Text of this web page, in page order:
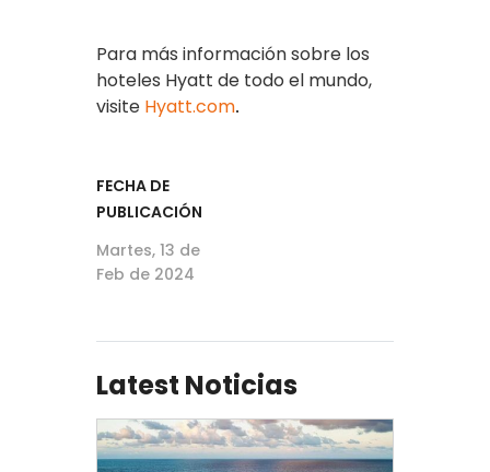
Para más información sobre los
hoteles Hyatt de todo el mundo,
visite Hyatt.com.
FECHA DE
PUBLICACIÓN
Martes, 13 de
Feb de 2024
Latest Noticias